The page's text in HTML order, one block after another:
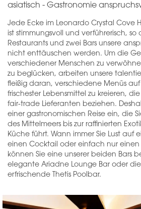
asiatisch - Gastronomie
Jede Ecke im Leonardo Crystal Cove
ist stimmungsvoll und verführerisch, so
Restaurants und zwei Bars unsere
nicht enttäuschen werden. Um die
verschiedener Menschen zu
zu beglücken, arbeiten unsere
fleißig daran, verschiedene Menüs
frischester Lebensmittel zu kreieren,
fair-trade Lieferanten beziehen.
einer gastronomischen Reise ein, die
des Mittelmeers bis zur raffinierten
Küche führt. Wann immer Sie Lust auf
einen Cocktail oder einfach nur
können Sie eine unserer beiden Bars
elegante Ariadne Lounge Bar oder
erfrischende Thetis Poolbar.